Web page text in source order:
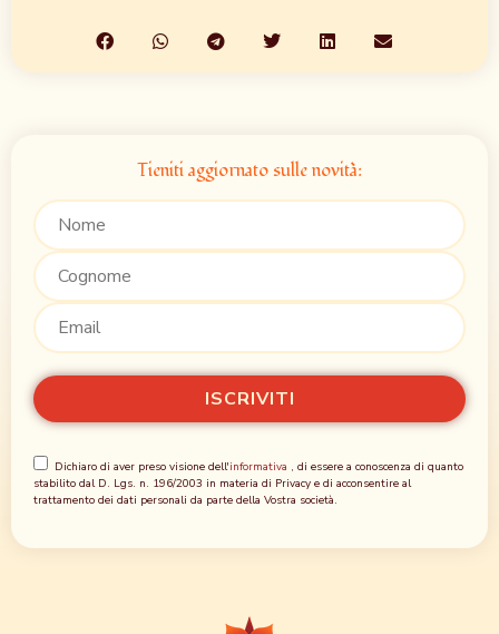
Tieniti aggiornato sulle novità:
Dichiaro di aver preso visione dell'informativa , di essere a conoscenza di quanto
stabilito dal D. Lgs. n. 196/2003 in materia di Privacy e di acconsentire al
trattamento dei dati personali da parte della Vostra società.